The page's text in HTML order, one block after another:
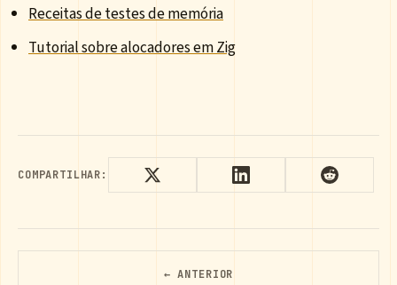
Receitas de testes de memória
Tutorial sobre alocadores em Zig
COMPARTILHAR:
← ANTERIOR